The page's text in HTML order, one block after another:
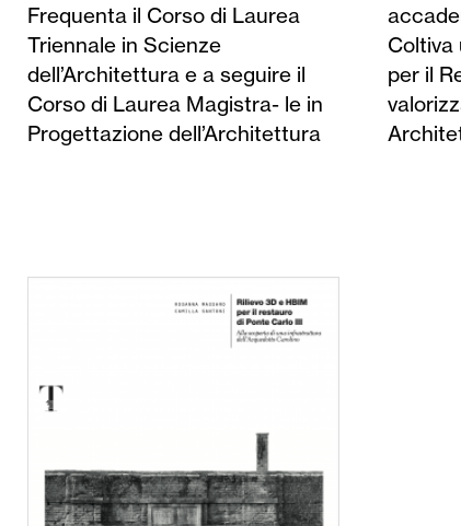
Frequenta il Corso di Laurea
Triennale in Scienze
dell’Architettura e a seguire il
Corso di Laurea Magistra- le in
Progettazione dell’Architettura
accademico nell’aprile 2020.
Coltiva un interesse particolare
per il Restauro e per la
valorizzazione dei Beni
Architettonici, come dimostra
partecipazione a proget- ti di
mobilità internazionale, come
l’Erasmus+ presso l’Université
Libre de Bruxel- les, la mobilità
Extra UE presso la Yerevan State